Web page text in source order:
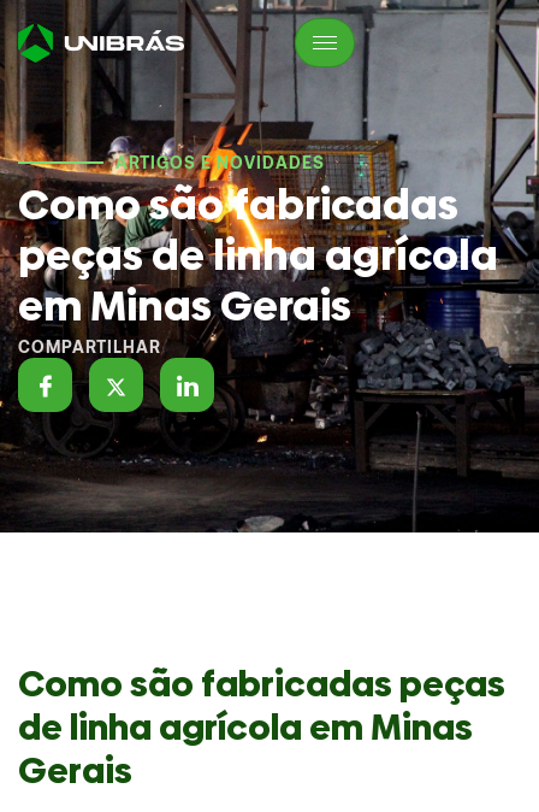
ARTIGOS E NOVIDADES
Como são fabricadas
peças de linha agrícola
em Minas Gerais
COMPARTILHAR
Como são fabricadas peças
de linha agrícola em Minas
Gerais